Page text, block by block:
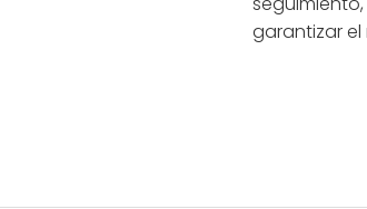
garantizar